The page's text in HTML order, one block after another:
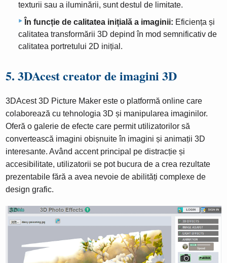
texturii sau a iluminării, sunt destul de limitate.
În funcție de calitatea inițială a imaginii: Eficiența și
calitatea transformării 3D depind în mod semnificativ de
calitatea portretului 2D inițial.
5. 3DAcest creator de imagini 3D
3DAcest 3D Picture Maker este o platformă online care
colaborează cu tehnologia 3D și manipularea imaginilor.
Oferă o galerie de efecte care permit utilizatorilor să
convertească imagini obișnuite în imagini și animații 3D
interesante. Având accent principal pe distracție și
accesibilitate, utilizatorii se pot bucura de a crea rezultate
prezentabile fără a avea nevoie de abilități complexe de
design grafic.